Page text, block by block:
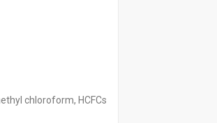
chloroform, HCFCs